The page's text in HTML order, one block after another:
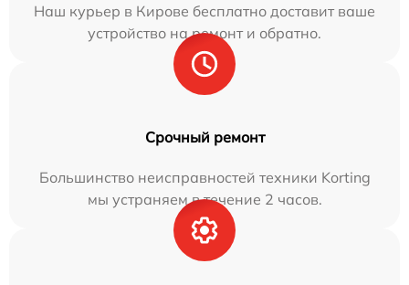
Наш курьер в Кирове бесплатно доставит ваше
устройство на ремонт и обратно.
Срочный ремонт
Большинство неисправностей техники Korting
мы устраняем в течение 2 часов.